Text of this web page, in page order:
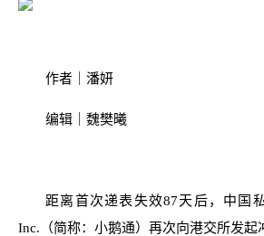
作者｜潘妍
编辑｜魏樊曦
距离首次递表失效87天后，中国
Inc.（简称：小鹅通）再次向港交所发起